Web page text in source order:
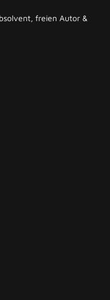
freien Autor &